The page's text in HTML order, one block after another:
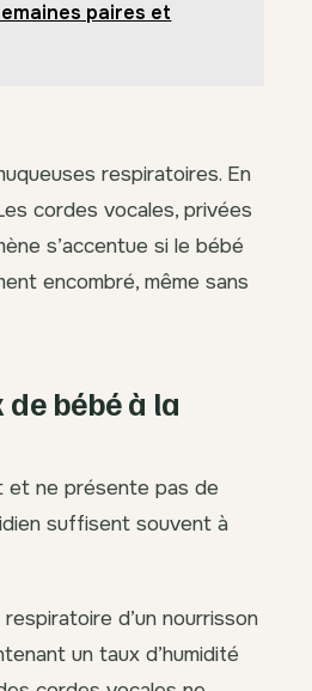
paires et
respiratoires. En
cordes vocales, privées
s’accentue si le bébé
encombré, même sans
bébé à la
et ne présente pas de
suffisent souvent à
d’un nourrisson
un taux d’humidité